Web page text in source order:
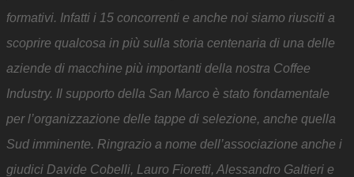
formativi. Infatti i 15 concorrenti e anche noi siamo riusciti a
scoprire qualcosa in più sulla storia centenaria di una delle
aziende di macchine più importanti della nostra Coffee
Industry. Il supporto della San Marco è stato fondamentale
per l’organizzazione delle tappe di selezione, anche quella
Sud imminente. Ringrazio a nome dell’associazione anche i
giudici Davide Cobelli, Lauro Fioretti, Alessandro Galtieri e